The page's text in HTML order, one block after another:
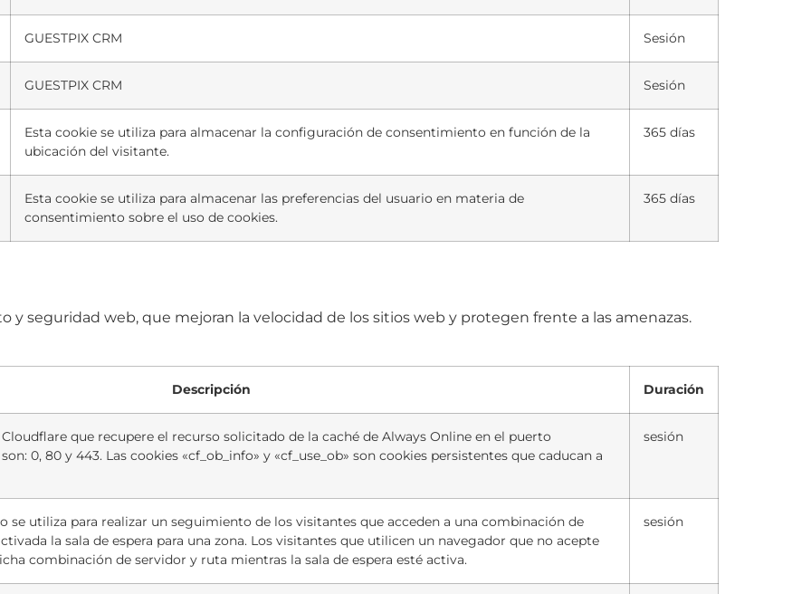
GUESTPIX CRM Sesión
GUESTPIX CRM Sesión
Esta cookie se utiliza para almacenar la configuración de consentimiento en función de la
ubicación del visitante.
365 días
Esta cookie se utiliza para almacenar las preferencias del usuario en materia de
consentimiento sobre el uso de cookies.
365 días
y seguridad web, que mejoran la velocidad de los sitios web y protegen frente a las amenazas.
Descripción Duración
que recupere el recurso solicitado de la caché de Always Online en el puerto
0, 80 y 443. Las cookies «cf_ob_info» y «cf_use_ob» son cookies persistentes que caducan a
sesión
se utiliza para realizar un seguimiento de los visitantes que acceden a una combinación de
la sala de espera para una zona. Los visitantes que utilicen un navegador que no acepte
combinación de servidor y ruta mientras la sala de espera esté activa.
sesión